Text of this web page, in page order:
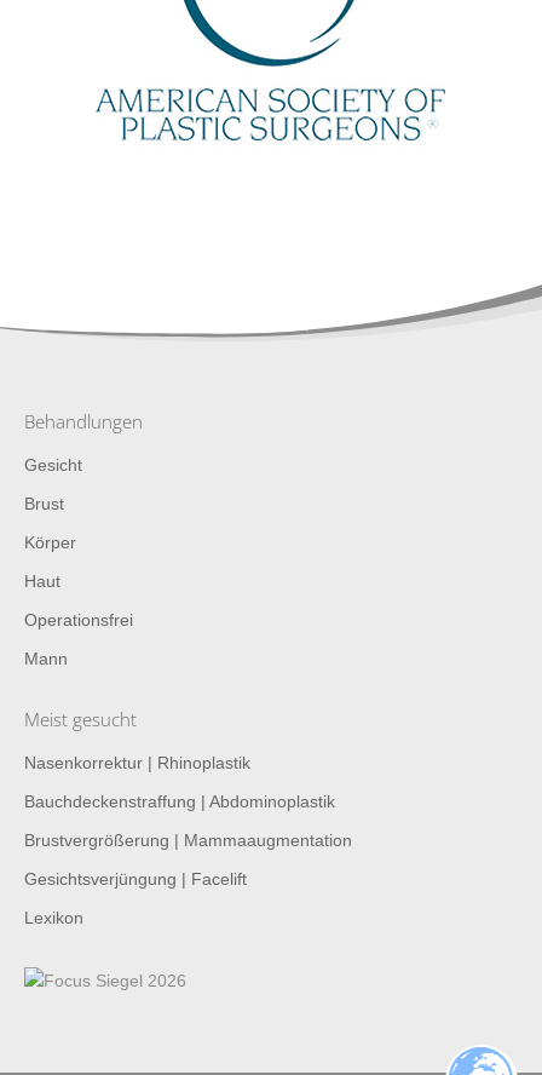
Behandlungen
Gesicht
Brust
Körper
Haut
Operationsfrei
Mann
Meist gesucht
Nasenkorrektur | Rhinoplastik
Bauchdeckenstraffung | Abdominoplastik
Brustvergrößerung | Mammaaugmentation
Gesichtsverjüngung | Facelift
Lexikon